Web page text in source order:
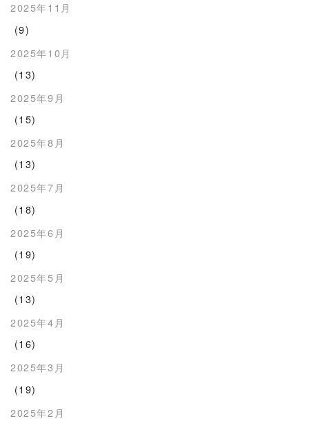
2025年11月
(9)
2025年10月
(13)
2025年9月
(15)
2025年8月
(13)
2025年7月
(18)
2025年6月
(19)
2025年5月
(13)
2025年4月
(16)
2025年3月
(19)
2025年2月